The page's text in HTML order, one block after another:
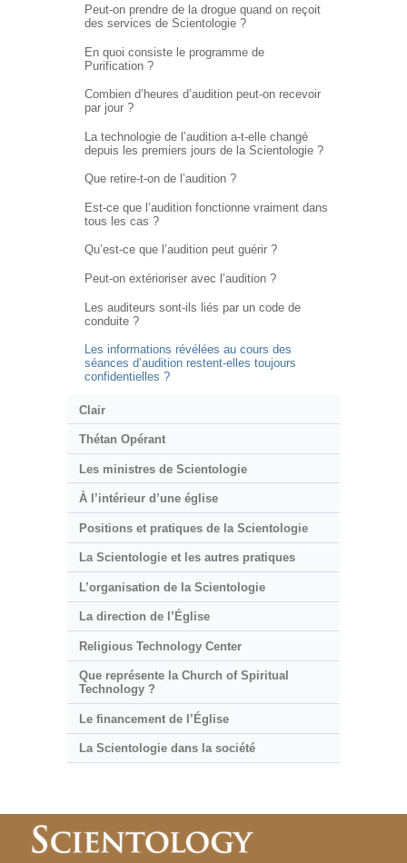
Peut-on prendre de la drogue quand on reçoit
des services de Scientologie ?
En quoi consiste le programme de
Purification ?
Combien d’heures d’audition peut-on recevoir
par jour ?
La technologie de l’audition a-t-elle changé
depuis les premiers jours de la Scientologie ?
Que retire-t-on de l’audition ?
Est-ce que l’audition fonctionne vraiment dans
tous les cas ?
Qu’est-ce que l’audition peut guérir ?
Peut-on extérioriser avec l’audition ?
Les auditeurs sont-ils liés par un code de
conduite ?
Les informations révélées au cours des
séances d’audition restent-elles toujours
confidentielles ?
Clair
Thétan Opérant
Les ministres de Scientologie
À l’intérieur d’une église
Positions et pratiques de la Scientologie
La Scientologie et les autres pratiques
L’organisation de la Scientologie
La direction de l’Église
Religious Technology Center
Que représente la Church of Spiritual
Technology ?
Le financement de l’Église
La Scientologie dans la société